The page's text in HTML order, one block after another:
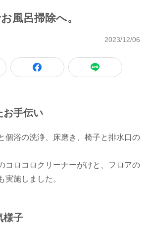
風呂掃除へ。
2023/12/06
お手伝い
個浴の洗浄、床磨き、椅子と排水口の
コロコロクリーナーがけと、フロアの
実施しました。
様子